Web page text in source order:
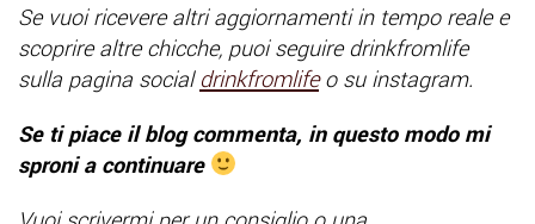
Se vuoi ricevere altri aggiornamenti in tempo reale e
scoprire altre chicche, puoi seguire drinkfromlife
sulla pagina socialdrinkfromlifeo su instagram.
Se ti piace il blog commenta, in questo modo mi
sproni a continuare